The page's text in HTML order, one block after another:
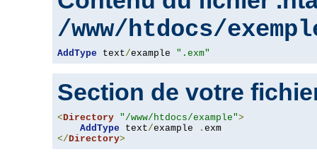
/www/htdocs/
AddType text/example ".exm"
Section de votre
<Directory "/www/htdocs/example">
AddType text/example .
</Directory>